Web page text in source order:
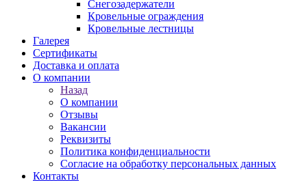
Снегозадержатели
Кровельные ограждения
Кровельные лестницы
Галерея
Сертификаты
Доставка и оплата
О компании
Назад
О компании
Отзывы
Вакансии
Реквизиты
Политика конфиденциальности
Согласие на обработку персональных данных
Контакты